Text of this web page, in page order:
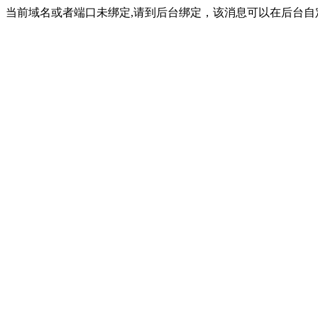
当前域名或者端口未绑定,请到后台绑定，该消息可以在后台自